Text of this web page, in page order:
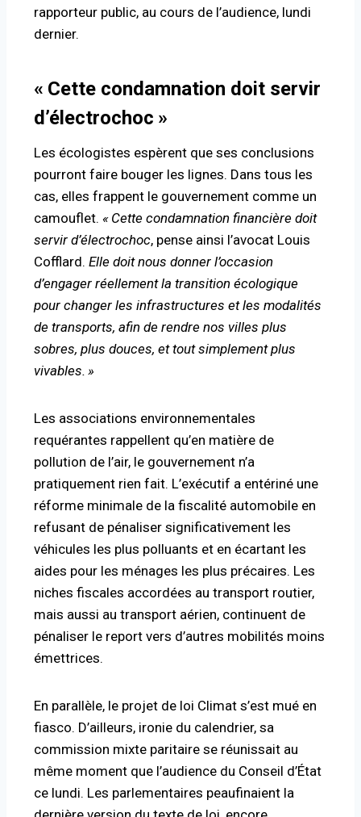
rapporteur public, au cours de l’audience, lundi
dernier.
« Cette condamnation doit servir
d’électrochoc »
Les écologistes espèrent que ses conclusions
pourront faire bouger les lignes. Dans tous les
cas, elles frappent le gouvernement comme un
camouflet. « Cette condamnation financière doit
servir d’électrochoc, pense ainsi l’avocat Louis
Cofflard. Elle doit nous donner l’occasion
d’engager réellement la transition écologique
pour changer les infrastructures et les modalités
de transports, afin de rendre nos villes plus
sobres, plus douces, et tout simplement plus
vivables. »
Les associations environnementales
requérantes rappellent qu’en matière de
pollution de l’air, le gouvernement n’a
pratiquement rien fait. L’exécutif a entériné une
réforme minimale de la fiscalité automobile en
refusant de pénaliser significativement les
véhicules les plus polluants et en écartant les
aides pour les ménages les plus précaires. Les
niches fiscales accordées au transport routier,
mais aussi au transport aérien, continuent de
pénaliser le report vers d’autres mobilités moins
émettrices.
En parallèle, le projet de loi Climat s’est mué en
fiasco. D’ailleurs, ironie du calendrier, sa
commission mixte paritaire se réunissait au
même moment que l’audience du Conseil d’État
ce lundi. Les parlementaires peaufinaient la